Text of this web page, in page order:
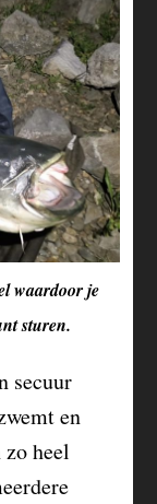
waardoor je
sturen.
secuur
en
heel